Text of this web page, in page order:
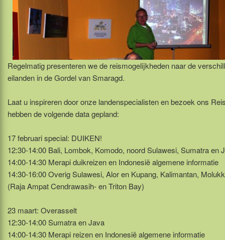
Regelmatig presenteren we de reismogelijkheden naar de
eilanden in de Gordel van Smaragd.
Laat u inspireren door onze landenspecialisten en bezoek ons
hebben de volgende data gepland:
17 februari special: DUIKEN!
12:30-14:00 Bali, Lombok, Komodo, noord Sulawesi, Sumatra en
14:00-14:30 Merapi duikreizen en Indonesië algemene informatie
14:30-16:00 Overig Sulawesi, Alor en Kupang, Kalimantan,
(Raja Ampat Cendrawasih- en Triton Bay)
23 maart: Overasselt
12:30-14:00 Sumatra en Java
14:00-14:30 Merapi reizen en Indonesië algemene informatie